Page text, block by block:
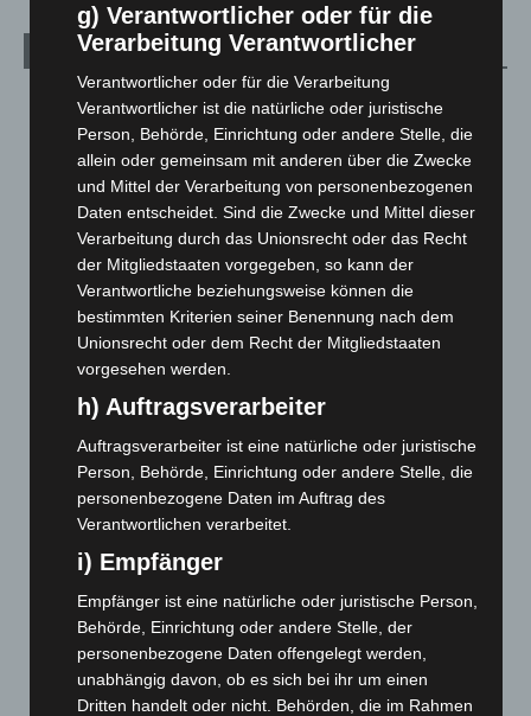
Archiv
August 2026(14)
Juli 2026(73)
Juni 2026(139)
Mai 2026(99)
April 2026(99)
März 2026 (115)
Februar 2026(109)
Januar 2026(122)
November 2025 (114)
Oktober 2025(112)
September 2025(93)
August 2025(90)
Juli 2025(90)
Juni 2025(103)
Mai 2025(112)
April 2025(88)
März 2025(111)
g) Verantwortlicher oder für die
Verarbeitung Verantwortlicher
Verantwortlicher oder für die Verarbeitung
Verantwortlicher ist die natürliche oder juristische
Person, Behörde, Einrichtung oder andere Stelle, die
allein oder gemeinsam mit anderen über die Zwecke
und Mittel der Verarbeitung von personenbezogenen
Daten entscheidet. Sind die Zwecke und Mittel dieser
Verarbeitung durch das Unionsrecht oder das Recht
der Mitgliedstaaten vorgegeben, so kann der
Verantwortliche beziehungsweise können die
bestimmten Kriterien seiner Benennung nach dem
Unionsrecht oder dem Recht der Mitgliedstaaten
vorgesehen werden.
h) Auftragsverarbeiter
Auftragsverarbeiter ist eine natürliche oder juristische
Person, Behörde, Einrichtung oder andere Stelle, die
personenbezogene Daten im Auftrag des
Verantwortlichen verarbeitet.
i) Empfänger
Empfänger ist eine natürliche oder juristische Person,
Behörde, Einrichtung oder andere Stelle, der
personenbezogene Daten offengelegt werden,
unabhängig davon, ob es sich bei ihr um einen
Dritten handelt oder nicht. Behörden, die im Rahmen